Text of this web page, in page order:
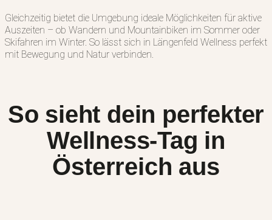
Gleichzeitig bietet die Umgebung ideale Möglichkeiten für aktive
Auszeiten – ob Wandern und Mountainbiken im Sommer oder
Skifahren im Winter. So lässt sich in Längenfeld Wellness perfekt
mit Bewegung und Natur verbinden.
So sieht dein perfekter
Wellness-Tag in
Österreich aus